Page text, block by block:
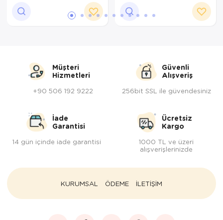
Müşteri
Hizmetleri
+90 506 192 9222
Güvenli
Alışveriş
256bit SSL ile güvendesiniz
İade
Garantisi
14 gün içinde iade garantisi
Ücretsiz
Kargo
1000 TL ve üzeri
alışverişlerinizde
KURUMSAL ÖDEME İLETİŞİM